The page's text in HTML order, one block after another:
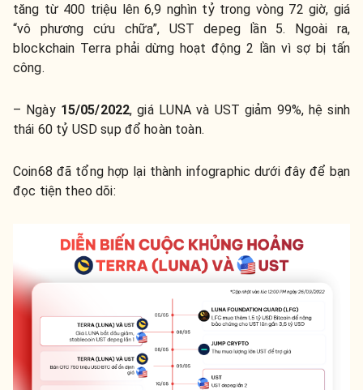
tăng từ 400 triệu lên 6,9 nghìn tỷ trong vòng 72 giờ, giá
“vô phương cứu chữa”, UST depeg lần 5. Ngoài ra,
blockchain Terra phải dừng hoạt động 2 lần vì sợ bị tấn
công.
– Ngày 15/05/2022, giá LUNA và UST giảm 99%, hệ sinh
thái 60 tỷ USD sụp đổ hoàn toàn.
Coin68 đã tổng hợp lại thành infographic dưới đây để bạn
đọc tiện theo dõi: